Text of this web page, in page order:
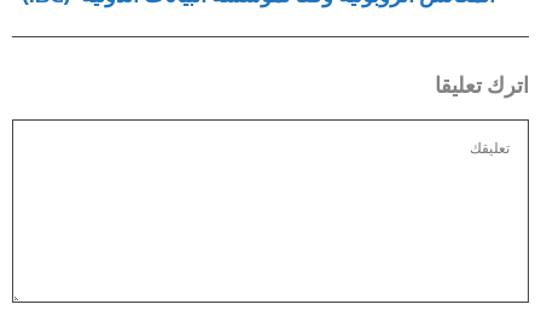
اترك تعليقا